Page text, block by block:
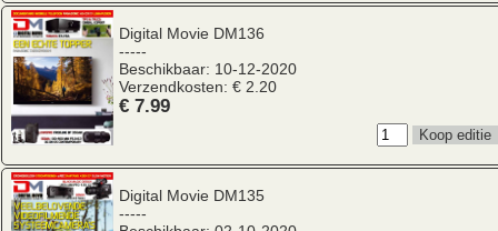
Digital Movie DM136
-----
Beschikbaar: 10-12-2020
Verzendkosten: € 2.20
€ 7.99
Digital Movie DM135
-----